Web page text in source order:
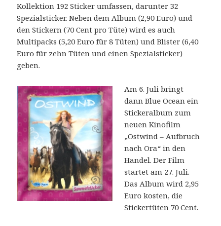
Kollektion 192 Sticker umfassen, darunter 32
Spezialsticker. Neben dem Album (2,90 Euro) und
den Stickern (70 Cent pro Tüte) wird es auch
Multipacks (5,20 Euro für 8 Tüten) und Blister (6,40
Euro für zehn Tüten und einen Spezialsticker)
geben.
Am 6. Juli bringt
dann Blue Ocean ein
Stickeralbum zum
neuen Kinofilm
„Ostwind – Aufbruch
nach Ora“ in den
Handel. Der Film
startet am 27. Juli.
Das Album wird 2,95
Euro kosten, die
Stickertüten 70 Cent.